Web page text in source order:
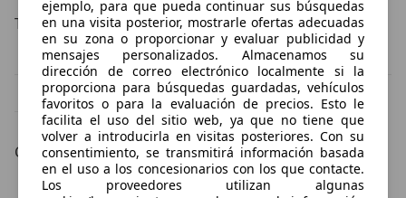
Tipos de combustible
Ford S-Max diésel
Ford S-Max gasolina
Color de la carrocería
Ford S-Max blanco
Ford S-Max negro
ejemplo, para que pueda continuar sus búsquedas
en una visita posterior, mostrarle ofertas adecuadas
en su zona o proporcionar y evaluar publicidad y
mensajes personalizados. Almacenamos su
dirección de correo electrónico localmente si la
proporciona para búsquedas guardadas, vehículos
favoritos o para la evaluación de precios. Esto le
facilita el uso del sitio web, ya que no tiene que
volver a introducirla en visitas posteriores. Con su
consentimiento, se transmitirá información basada
en el uso a los concesionarios con los que contacte.
Los proveedores utilizan algunas